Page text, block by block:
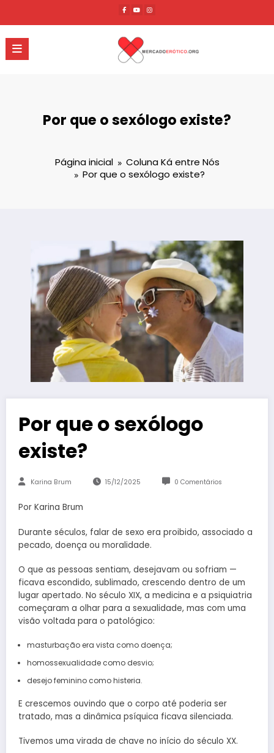
o
conteúdo
Por que o sexólogo existe?
Página inicial
Coluna Ká entre Nós
Por que o sexólogo existe?
Por que o sexólogo
existe?
Karina Brum 15/12/2025 0 Comentários
Por Karina Brum
Durante séculos, falar de sexo era proibido, associado a
pecado, doença ou moralidade.
O que as pessoas sentiam, desejavam ou sofriam —
ficava escondido, sublimado, crescendo dentro de um
lugar apertado. No século XIX, a medicina e a psiquiatria
começaram a olhar para a sexualidade, mas com uma
visão voltada para o patológico:
masturbação era vista como doença;
homossexualidade como desvio;
desejo feminino como histeria.
E crescemos ouvindo que o corpo até poderia ser
tratado, mas a dinâmica psíquica ficava silenciada.
Tivemos uma virada de chave no início do século XX.